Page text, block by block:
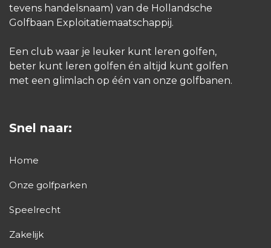
tevens handelsnaam) van de Hollandsche
Golfbaan Exploitatiemaatschappij.
Een club waar je leuker kunt leren golfen,
beter kunt leren golfen én altijd kunt golfen
met een glimlach op één van onze golfbanen.
Snel naar:
Home
Onze golfparken
Speelrecht
Zakelijk